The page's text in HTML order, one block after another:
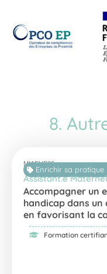
8.
MIAEHE26
Enrichir sa
Assistant.e
Accompagner un
handicap dans
en favorisant la
Formation